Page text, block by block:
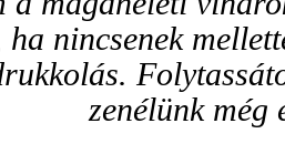
ha nincsenek
zenélünk még